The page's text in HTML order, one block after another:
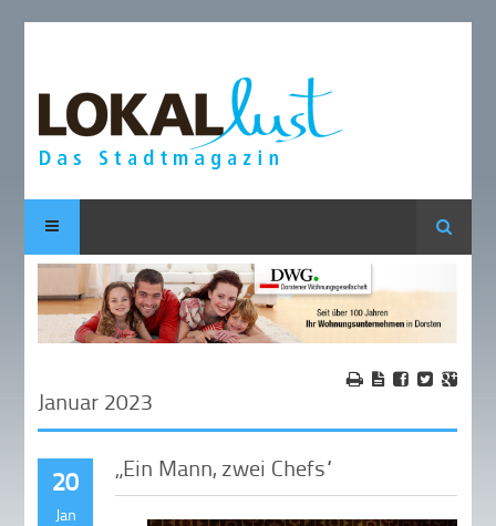
Suche
Januar 2023
20
Jan
„Ein Mann, zwei Chefs“